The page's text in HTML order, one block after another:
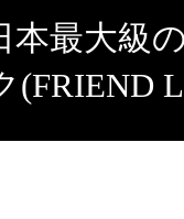
本最大級
(FRIEND